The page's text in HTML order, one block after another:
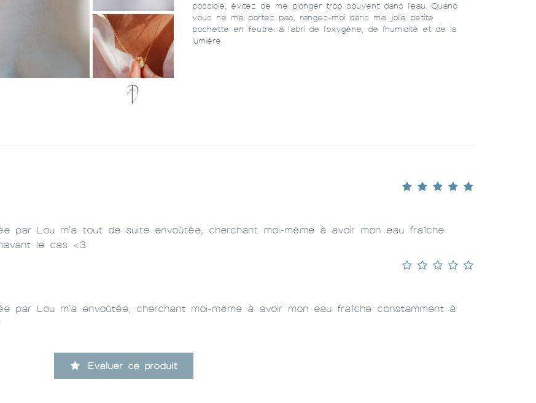
possible, évitez de me plonger trop souvent dans l'eau. Quand
vous ne me portez pas, rangez-moi dans ma jolie petite
pochette en feutre: à l'abri de l'oxygène, de l'humidité et de la
lumière.
par Lou m'a tout de suite envoûtée, cherchant moi-même à avoir mon eau fraîche
le cas <3
par Lou m'a envoûtée, cherchant moi-même à avoir mon eau fraîche constamment à
Evaluer ce produit